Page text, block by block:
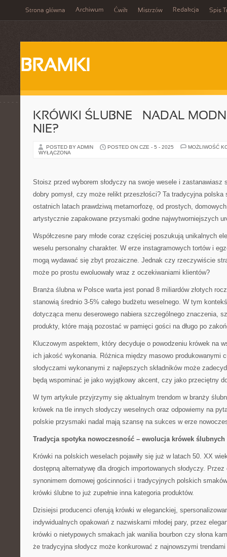
Strona główna Archiwum Ćwik Mistrzów Redakcja Spis
BRAMKI
KRÓWKI ŚLUBNE – NADAL
NIE?
POSTED BY ADMIN POSTED ON CZE - 5 - 2025
MOŻLIWOŚĆ
WYŁĄCZONA
Stoisz przed wyborem słodyczy na swoje wesele i zastanawiasz
dobry pomysł, czy może relikt przeszłości? Ta tradycyjna polska
ostatnich latach prawdziwą metamorfozę, od prostych,
artystycznie zapakowane przysmaki godne najwytworniejszych
Współczesne pary młode coraz częściej poszukują unikalnych
weselu personalny charakter. W erze instagramowych tortów i
mogą wydawać się zbyt prozaiczne. Jednak czy rzeczywiście
może po prostu ewoluowały wraz z oczekiwaniami klientów?
Branża ślubna w Polsce warta jest ponad 8 miliardów złotych
stanowią średnio 3-5% całego budżetu weselnego. W tym
dotycząca menu deserowego nabiera szczególnego znaczenia,
produkty, które mają pozostać w pamięci gości na długo po
Kluczowym aspektem, który decyduje o powodzeniu krówek na
ich jakość wykonania. Różnica między masowo produkowanymi
słodyczami wykonanymi z najlepszych składników może
będą wspominać je jako wyjątkowy akcent, czy jako przeciętny
W tym artykule przyjrzymy się aktualnym trendom w branży
krówek na tle innych słodyczy weselnych oraz odpowiemy na
polskie przysmaki nadal mają szansę na sukces w erze
Tradycja spotyka nowoczesność – ewolucja krówek ślubnych
Krówki na polskich weselach pojawiły się już w latach 50. XX
dostępną alternatywę dla drogich importowanych słodyczy. Przez
synonimem domowej gościnności i tradycyjnych polskich
krówki ślubne to już zupełnie inna kategoria produktów.
Dzisiejsi producenci oferują krówki w eleganckiej,
indywidualnych opakowań z nazwiskami młodej pary, przez
krówki o nietypowych smakach jak wanilia bourbon czy słona
że tradycyjna słodycz może konkurować z najnowszymi